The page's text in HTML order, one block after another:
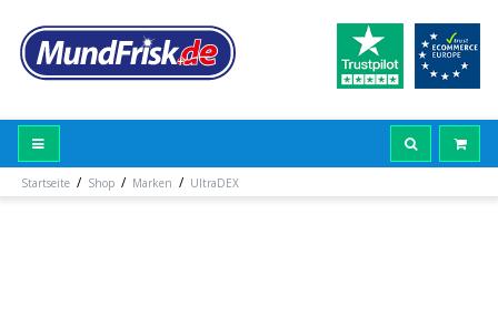
Startseite / Shop / Marken / UltraDEX